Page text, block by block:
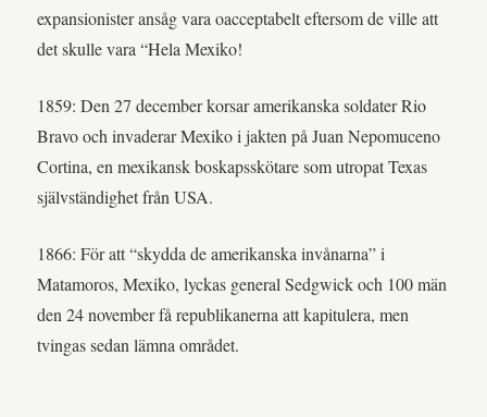
expansionister ansåg vara oacceptabelt eftersom de ville att
det skulle vara “Hela Mexiko!
1859: Den 27 december korsar amerikanska soldater Rio
Bravo och invaderar Mexiko i jakten på Juan Nepomuceno
Cortina, en mexikansk boskapsskötare som utropat Texas
självständighet från USA.
1866: För att “skydda de amerikanska invånarna” i
Matamoros, Mexiko, lyckas general Sedgwick och 100 män
den 24 november få republikanerna att kapitulera, men
tvingas sedan lämna området.